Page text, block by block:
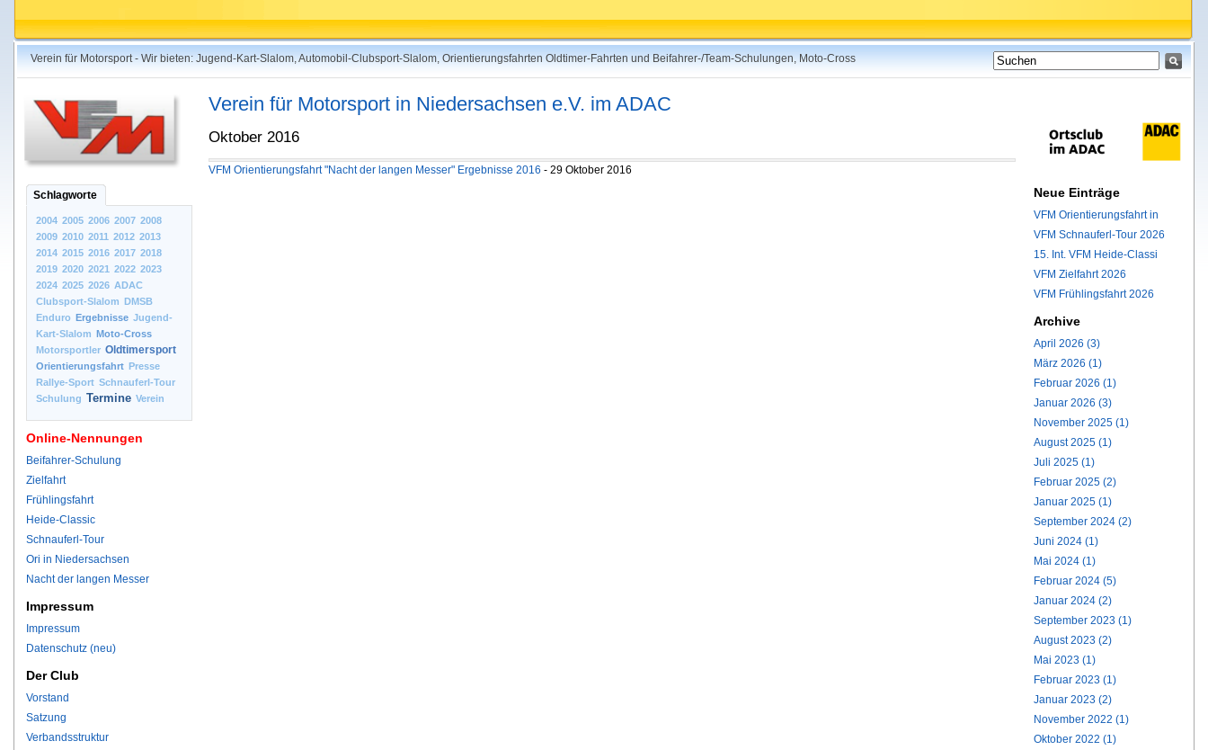
Verein für Motorsport - Wir bieten: Jugend-Kart-Slalom, Automobil-Clubsport-Slalom, Orientierungsfahrten Oldtimer-Fahrten und Beifahrer-/Team-Schulungen, Moto-Cross
Schlagworte
2004 2005 2006 2007 2008
2009 2010 2011 2012 2013
2014 2015 2016 2017 2018
2019 2020 2021 2022 2023
2024 2025 2026 ADAC
Clubsport-Slalom DMSB
Enduro Ergebnisse Jugend-
Kart-Slalom Moto-Cross
Motorsportler Oldtimersport
Orientierungsfahrt Presse
Rallye-Sport Schnauferl-Tour
Schulung Termine Verein
Online-Nennungen
Beifahrer-Schulung
Zielfahrt
Frühlingsfahrt
Heide-Classic
Schnauferl-Tour
Ori in Niedersachsen
Nacht der langen Messer
Impressum
Impressum
Datenschutz (neu)
Der Club
Vorstand
Satzung
Verbandsstruktur
Verein für Motorsport in Niedersachsen e.V. im ADAC
Oktober 2016
VFM Orientierungsfahrt "Nacht der langen Messer" Ergebnisse 2016 - 29 Oktober 2016
Neue Einträge
VFM Orientierungsfahrt in
VFM Schnauferl-Tour 2026
15. Int. VFM Heide-Classi
VFM Zielfahrt 2026
VFM Frühlingsfahrt 2026
Archive
April 2026 (3)
März 2026 (1)
Februar 2026 (1)
Januar 2026 (3)
November 2025 (1)
August 2025 (1)
Juli 2025 (1)
Februar 2025 (2)
Januar 2025 (1)
September 2024 (2)
Juni 2024 (1)
Mai 2024 (1)
Februar 2024 (5)
Januar 2024 (2)
September 2023 (1)
August 2023 (2)
Mai 2023 (1)
Februar 2023 (1)
Januar 2023 (2)
November 2022 (1)
Oktober 2022 (1)